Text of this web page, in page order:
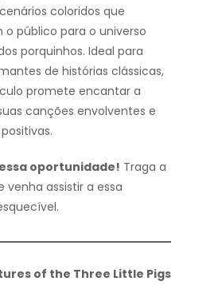
coloridos que
o público para o universo
porquinhos. Ideal para
de histórias clássicas,
promete encantar a
canções envolventes e
oportunidade! Traga a
venha assistir a essa
of the Three Little Pigs